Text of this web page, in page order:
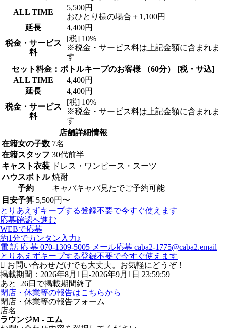
ALL TIME
5,500円
おひとり様の場合＋1,100円
延長
4,400円
税金・サービス
料
[税] 10%
※税金・サービス料は上記金額に含まれま
す
セット料金：ボトルキープのお客様 （60分） [税・サ込]
ALL TIME
4,400円
延長
4,400円
税金・サービス
料
[税] 10%
※税金・サービス料は上記金額に含まれま
す
店舗詳細情報
在籍女の子数 7名
在籍スタッフ 30代前半
キャスト衣装 ドレス・ワンピース・スーツ
ハウスボトル 焼酎
予約
キャバキャバ見たでご予約可能
目安予算 5,500円〜
とりあえずキープする登録不要で今すぐ使えます
応募確認へ進む
WEBで応募
約1分でカンタン入力♪
電 話 応 募 070-1309-5005 メール応募 caba2-1775@caba2.email
とりあえずキープする登録不要で今すぐ使えます
お問い合わせだけでも大丈夫。お気軽にどうぞ！
掲載期間：2026年8月1日-2026年9月1日 23:59:59
あと 26日で掲載期間終了
閉店・休業等の報告はこちらから
閉店・休業等の報告フォーム
店名
ラウンジM - エム